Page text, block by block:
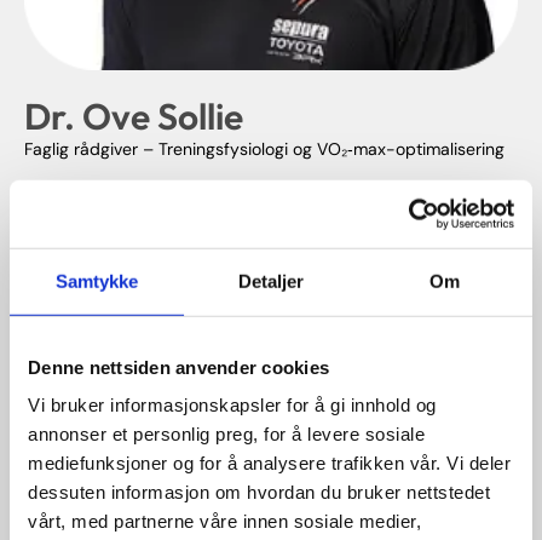
Samtykke Detaljer Om
Denne nettsiden anvender cookies
Vi bruker informasjonskapsler for å gi innhold og
annonser et personlig preg, for å levere sosiale
mediefunksjoner og for å analysere trafikken vår. Vi deler
dessuten informasjon om hvordan du bruker nettstedet
vårt, med partnerne våre innen sosiale medier,
Dr. Ove Sollie
Faglig rådgiver – Treningsfysiologi og VO₂‑max-optimalisering
doktorgrad fra Norges idrettshøgskole, har han spesialisert seg innen
Ove har i flere år jobbet tett med unge toppidrettsutøvere som
trener ved Wang Toppidrett, der han har spilt en sentral rolle som
både fagperson, trener og utviklingsansvarlig. Han har coachet og
veiledet et stort antall utøvere innen blant annet langrenn og sykkel,
og er kjent for sin evne til å skreddersy treningsopplegg basert på
solid fysiologisk forståelse.